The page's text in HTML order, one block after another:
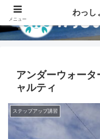
アンダーウォー
ャルティ
ステップアップ講習
メニュー
わっし